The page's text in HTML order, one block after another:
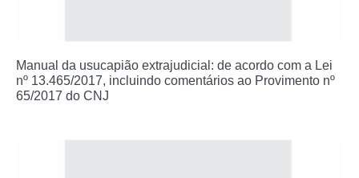
Manual da usucapião extrajudicial: de acordo com a Lei
nº 13.465/2017, incluindo comentários ao Provimento nº
65/2017 do CNJ